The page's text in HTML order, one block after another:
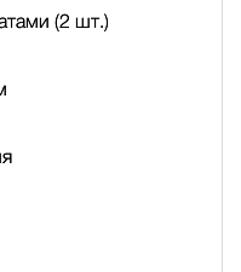
(2 шт.)